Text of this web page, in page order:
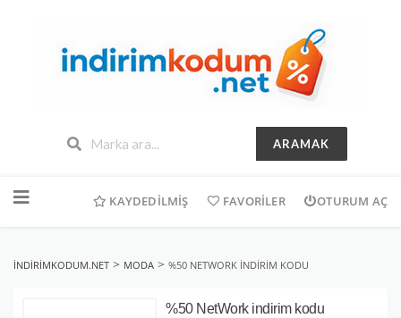
ARAMAK
geç
KAYDEDILMIŞ FAVORILER OTURUM AÇ
INDIRIMKODUM.NET > MODA > %50 NETWORK INDIRIM KODU
%50 NetWork indirim kodu